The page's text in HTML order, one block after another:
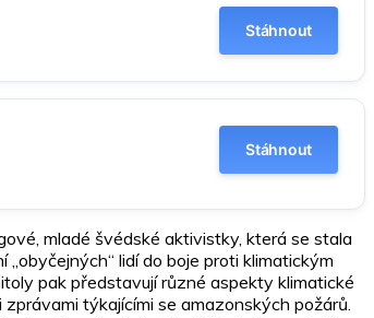
Stáhnout
Stáhnout
mladé švédské aktivistky, která se stala
lidí do boje proti klimatickým
pak představují různé aspekty klimatické
týkajícími se amazonských požárů.